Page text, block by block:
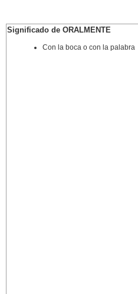
Significado de ORALMENTE
Con la boca o con la palabra